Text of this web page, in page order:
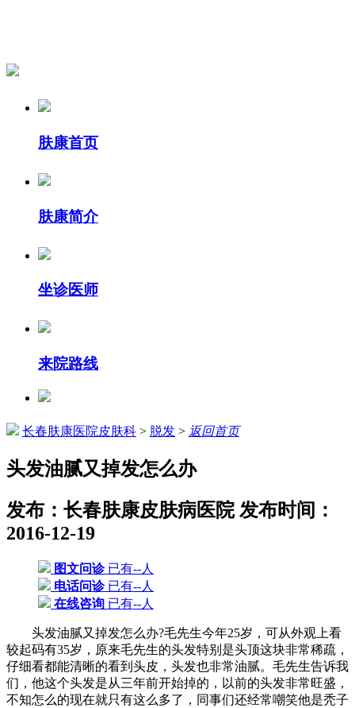
肤康首页
肤康简介
坐诊医师
来院路线
长春肤康医院皮肤科 > 脱发 > 返回首页
头发油腻又掉发怎么办
发布：长春肤康皮肤病医院发布时间：
2016-12-19
图文问诊已有--人
电话问诊已有--人
在线咨询 已有--人
头发油腻又掉发怎么办?毛先生今年25岁，可从外观上看
较起码有35岁，原来毛先生的头发特别是头顶这块非常稀疏，
仔细看都能清晰的看到头皮，头发也非常油腻。毛先生告诉我
们，他这个头发是从三年前开始掉的，以前的头发非常旺盛，
不知怎么的现在就只有这么多了，同事们还经常嘲笑他是秃子